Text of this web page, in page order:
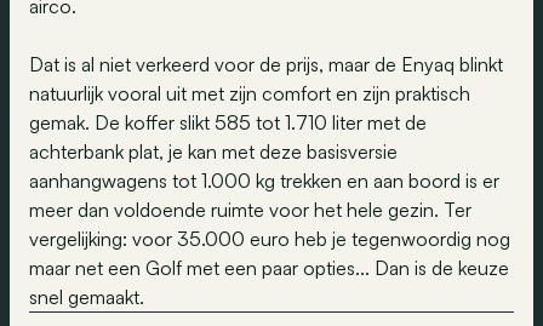
airco.
Dat is al niet verkeerd voor de prijs, maar de Enyaq blinkt
natuurlijk vooral uit met zijn comfort en zijn praktisch
gemak. De koffer slikt 585 tot 1.710 liter met de
achterbank plat, je kan met deze basisversie
aanhangwagens tot 1.000 kg trekken en aan boord is er
meer dan voldoende ruimte voor het hele gezin. Ter
vergelijking: voor 35.000 euro heb je tegenwoordig nog
maar net een Golf met een paar opties... Dan is de keuze
snel gemaakt.